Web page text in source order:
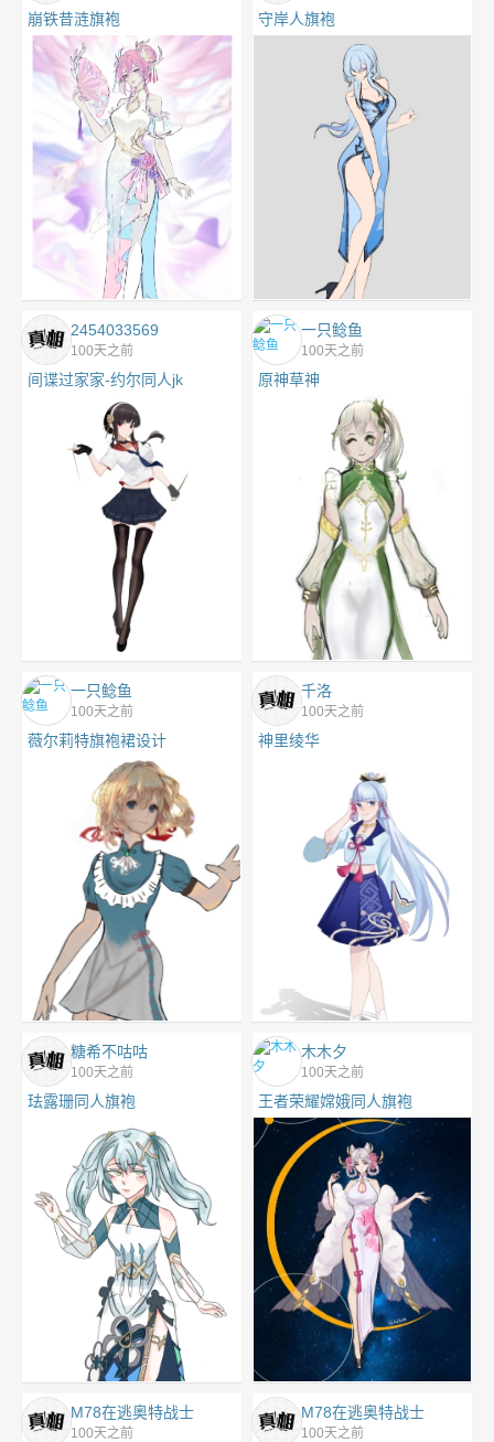
崩铁昔涟旗袍 守岸人旗袍
2454033569
100天之前
间谍过家家-约尔同人jk
一只鲶鱼
100天之前
原神草神
一只鲶鱼
100天之前
薇尔莉特旗袍裙设计
千洛
100天之前
神里绫华
糖希不咕咕
100天之前
珐露珊同人旗袍
木木夕
100天之前
王者荣耀嫦娥同人旗袍
M78在逃奥特战士
100天之前
M78在逃奥特战士
100天之前